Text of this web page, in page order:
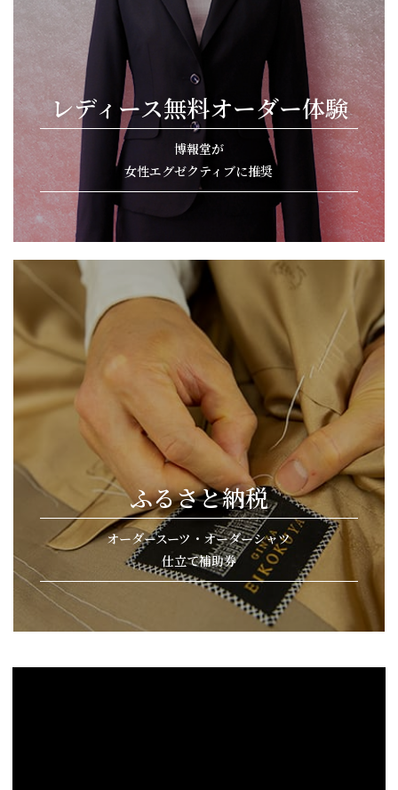
レディース無料オーダー体験
博報堂が
女性エグゼクティブに推奨
ふるさと納税
オーダースーツ・オーダーシャツ
仕立て補助券